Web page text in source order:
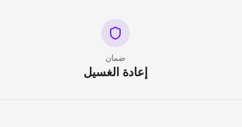
ضمان
إعادة الغسيل